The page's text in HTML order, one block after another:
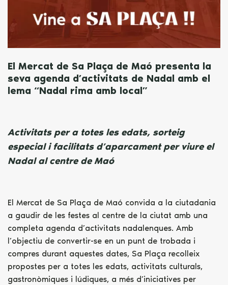
El Mercat de Sa Plaça de Maó presenta la
seva agenda d’activitats de Nadal amb el
lema “Nadal rima amb local”
Activitats per a totes les edats, sorteig
especial i facilitats d’aparcament per viure el
Nadal al centre de Maó
El Mercat de Sa Plaça de Maó convida a la ciutadania
a gaudir de les festes al centre de la ciutat amb una
completa agenda d’activitats nadalenques. Amb
l’objectiu de convertir-se en un punt de trobada i
compres durant aquestes dates, Sa Plaça recolleix
propostes per a totes les edats, activitats culturals,
gastronòmiques i lúdiques, a més d’iniciatives per